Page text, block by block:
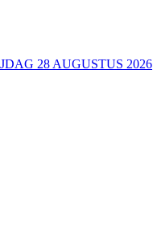
28 AUGUSTUS 2026